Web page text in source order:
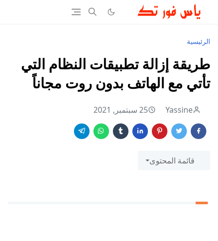
الرئيسية
طريقة إزالة تطبيقات النظام التي
تأتي مع الهاتف بدون روت مجاناً
Yassine 25 سبتمبر, 2021
قائمة المحتوى